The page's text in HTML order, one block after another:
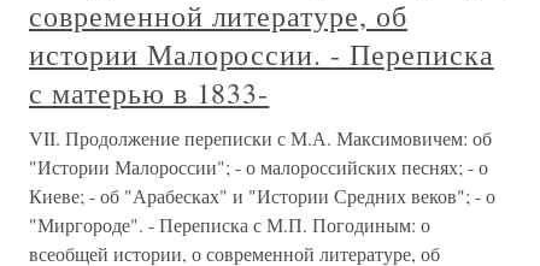
современной литературе, об
истории Малороссии. - Переписка
с матерью в 1833-
VII. Продолжение переписки с М.А. Максимовичем: об
"Истории Малороссии"; - о малороссийских песнях; - о
Киеве; - об "Арабесках" и "Истории Средних веков"; - о
"Миргороде". - Переписка с М.П. Погодиным: о
всеобщей истории, о современной литературе, об